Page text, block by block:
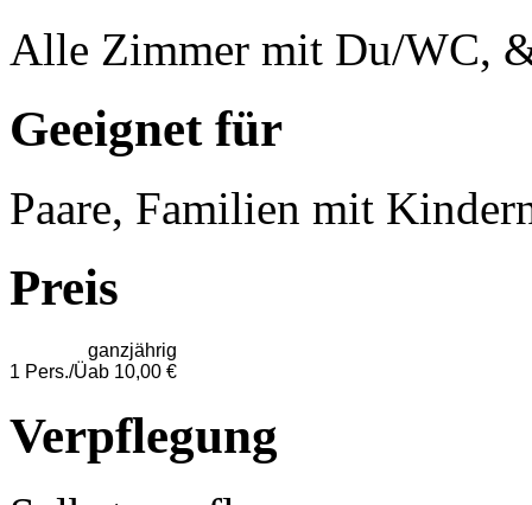
Alle Zimmer mit Du/WC,
Geeignet für
Paare, Familien mit
Preis
ganzjährig
1 Pers./Üab 10,00 €
Verpflegung